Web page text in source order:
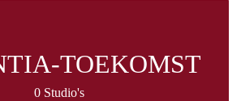
TOEKOMST
0 Studio's